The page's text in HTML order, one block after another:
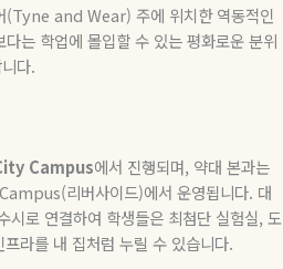
(Tyne and Wear) 주에 위치한 역동적인
는 학업에 몰입할 수 있는 평화로운 분위
다.
Campus에서 진행되며, 약대 본과는
리버사이드)에서 운영됩니다. 대
시로 연결하여 학생들은 최첨단 실험실, 도
라를 내 집처럼 누릴 수 있습니다.